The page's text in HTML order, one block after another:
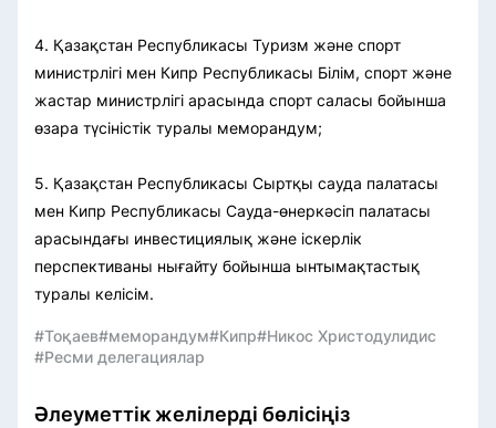
4. Қазақстан Республикасы Туризм және спорт
министрлігі мен Кипр Республикасы Білім, спорт және
жастар министрлігі арасында спорт саласы бойынша
өзара түсіністік туралы меморандум;
5. Қазақстан Республикасы Сыртқы сауда палатасы
мен Кипр Республикасы Сауда-өнеркәсіп палатасы
арасындағы инвестициялық және іскерлік
перспективаны нығайту бойынша ынтымақтастық
туралы келісім.
#Тоқаев#меморандум#Кипр#Никос Христодулидис
#Ресми делегациялар
Әлеуметтік желілерді бөлісіңіз